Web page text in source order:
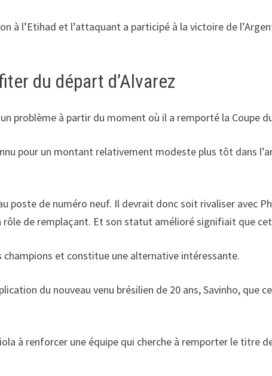
à l’Etihad et l’attaquant a participé à la victoire de
du départ d’Alvarez
problème à partir du moment où il a remporté la Coupe
pour un montant relativement modeste plus tôt dans
poste de numéro neuf. Il devrait donc soit rivaliser avec
rôle de remplaçant. Et son statut amélioré signifiait que
champions et constitue une alternative intéressante.
du nouveau venu brésilien de 20 ans, Savinho, que
à renforcer une équipe qui cherche à remporter le titre